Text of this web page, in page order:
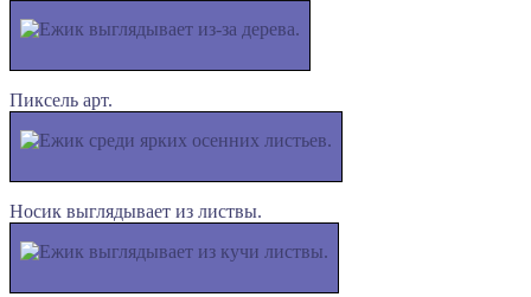
Пиксель арт.
Носик выглядывает из листвы.